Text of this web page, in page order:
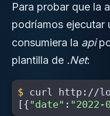
Para probar que la
podríamos ejecutar
consumiera la api
plantilla de .Net:
$
[{"date" : "2022-